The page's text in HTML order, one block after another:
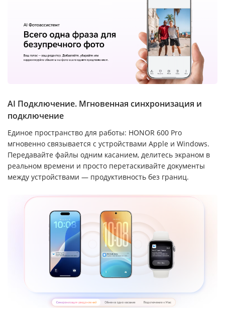
AI Подключение. Мгновенная синхронизация и
подключение
Единое пространство для работы: HONOR 600 Pro
мгновенно связывается с устройствами Apple и Windows.
Передавайте файлы одним касанием, делитесь экраном в
реальном времени и просто перетаскивайте документы
между устройствами — продуктивность без границ.